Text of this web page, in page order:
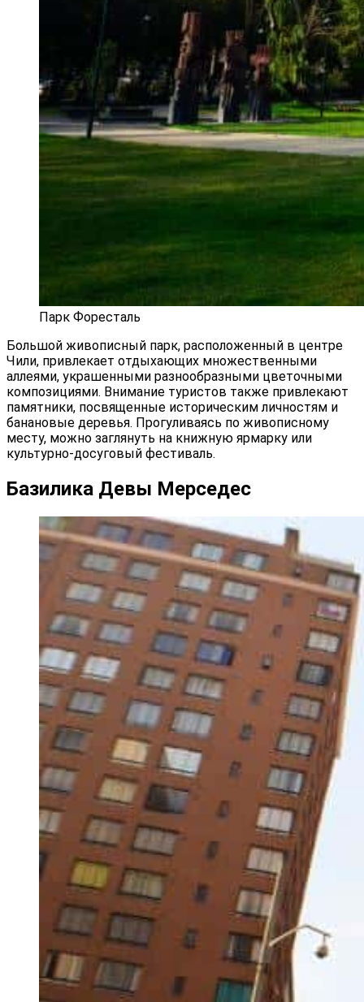
Парк Форесталь
Большой живописный парк, расположенный в центре
Чили, привлекает отдыхающих множественными
аллеями, украшенными разнообразными цветочными
композициями. Внимание туристов также привлекают
памятники, посвященные историческим личностям и
банановые деревья. Прогуливаясь по живописному
месту, можно заглянуть на книжную ярмарку или
культурно-досуговый фестиваль.
Базилика Девы Мерседес